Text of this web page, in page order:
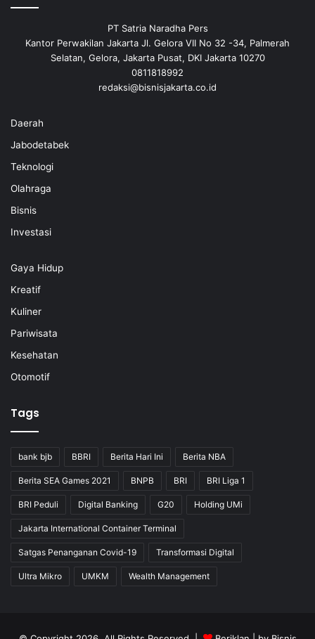
PT Satria Naradha Pers
Kantor Perwakilan Jakarta Jl. Gelora VII No 32 -34, Palmerah
Selatan, Gelora, Jakarta Pusat, DKI Jakarta 10270
0811818992
redaksi@bisnisjakarta.co.id
Daerah
Jabodetabek
Teknologi
Olahraga
Bisnis
Investasi
Gaya Hidup
Kreatif
Kuliner
Pariwisata
Kesehatan
Otomotif
Tags
bank bjb BBRI Berita Hari Ini Berita NBA
Berita SEA Games 2021 BNPB BRI BRI Liga 1
BRI Peduli Digital Banking G20 Holding UMi
Jakarta International Container Terminal
Satgas Penanganan Covid-19 Transformasi Digital
Ultra Mikro UMKM Wealth Management